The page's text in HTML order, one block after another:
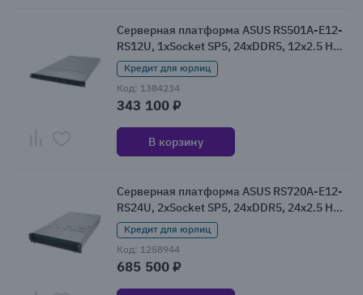
Серверная платформа ASUS RS501A-E12-
RS12U, 1xSocket SP5, 24xDDR5, 12x2.5 HDD
HS, Redundant 2x1600 Вт 1U (90SF03Y1-
M000D0)
Кредит для юрлиц
Код: 1384234
343 100 ₽
В корзину
Серверная платформа ASUS RS720A-E12-
RS24U, 2xSocket SP5, 24xDDR5, 24x2.5 HDD
HS, Redundant 2x2600 Вт 2U (90SF02E1-
M00480)
Кредит для юрлиц
Код: 1258944
685 500 ₽